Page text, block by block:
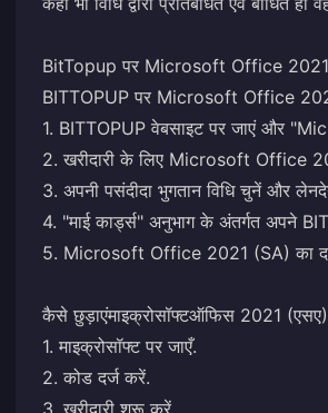
BitTopup पर Microsoft Office
BITTOPUP पर Microsoft Office
1. BITTOPUP वेबसाइट पर जाएं और
2. खरीदारी के लिए Microsoft Office
3. अपनी पसंदीदा भुगतान विधि चुनें और
4. "माई कार्ड्स" अनुभाग के अंतर्गत अपने
5. Microsoft Office 2021 (SA) का
कैसे छुड़ाएंमाइक्रोसॉफ्टऑफिस 2021
1. माइक्रोसॉफ्ट पर जाएँ.
2. कोड दर्ज करें.
3. खरीदारी शुरू करें.